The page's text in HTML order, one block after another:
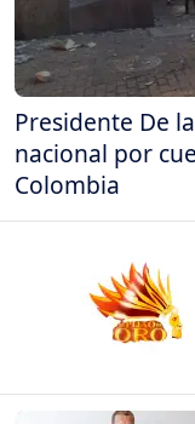
Presidente De
nacional por
Colombia